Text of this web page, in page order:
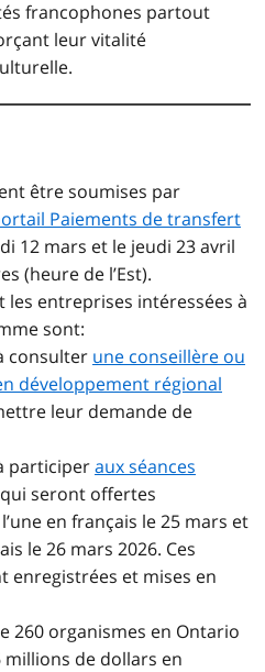
francophones partout
leur vitalité
être soumises par
Paiements de transfert
12 mars et le jeudi 23 avril
(heure de l’Est).
les entreprises intéressées à
sont:
consulter une conseillère ou
développement régional
leur demande de
participeraux séances
qui seront offertes
l’une en français le 25 mars et
le 26 mars 2026. Ces
enregistrées et mises en
260 organismes en Ontario
de dollars en